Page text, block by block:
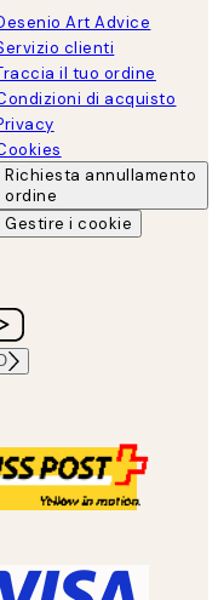
Art Advice
clienti
il tuo ordine
di acquisto
Richiesta annullamento
ordine
Gestire i cookie